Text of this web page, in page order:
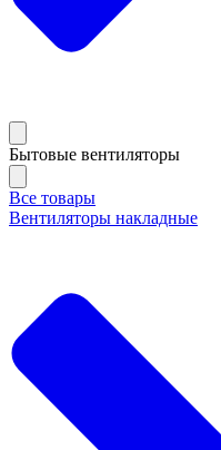
Бытовые вентиляторы
Все товары
Вентиляторы накладные